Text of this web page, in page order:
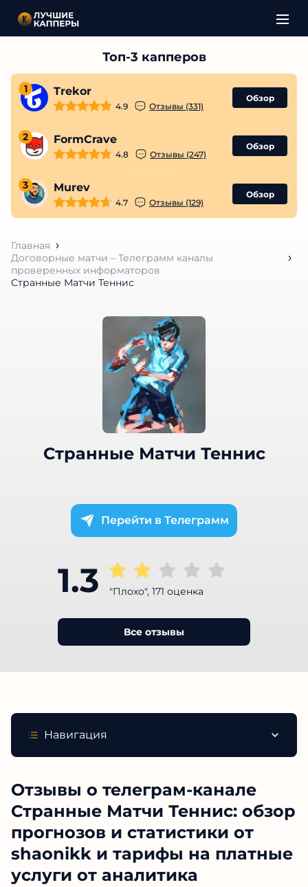
1 Trekor
4.9 Отзывы (331)
Обзор
2 FormCrave
4.8 Отзывы (247)
Обзор
3 Murev
4.7 Отзывы (129)
Обзор
Главная
Договорные матчи – Телеграмм каналы
проверенных информаторов
Странные Матчи Теннис
Странные Матчи Теннис
Телеграмм
1.3 "Плохо", 171 оценка
Все отзывы
Навигация
Отзывы о телеграм-канале
Странные Матчи Теннис: обзор
прогнозов и статистики от
shaonikk и тарифы на платные
услуги от аналитика